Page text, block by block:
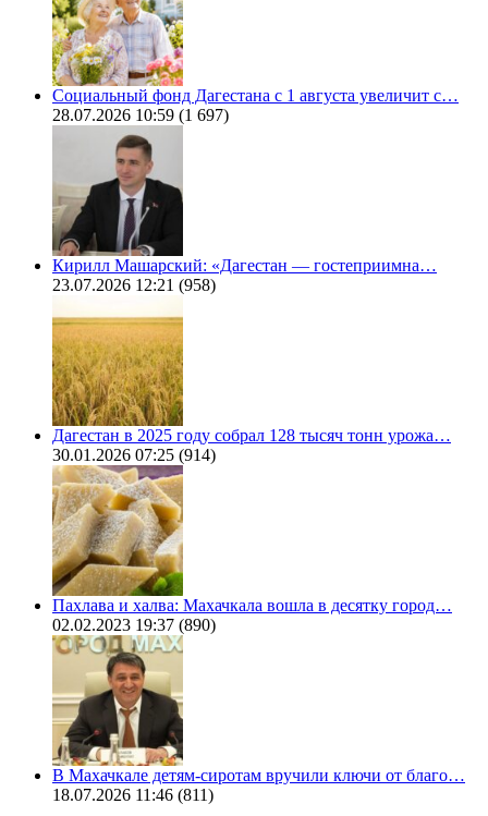
Социальный фонд Дагестана с 1 августа увеличит с…
28.07.2026 10:59 (1 697)
Кирилл Машарский: «Дагестан — гостеприимна…
23.07.2026 12:21 (958)
Дагестан в 2025 году собрал 128 тысяч тонн урожа…
30.01.2026 07:25 (914)
Пахлава и халва: Махачкала вошла в десятку город…
02.02.2023 19:37 (890)
В Махачкале детям-сиротам вручили ключи от благо…
18.07.2026 11:46 (811)